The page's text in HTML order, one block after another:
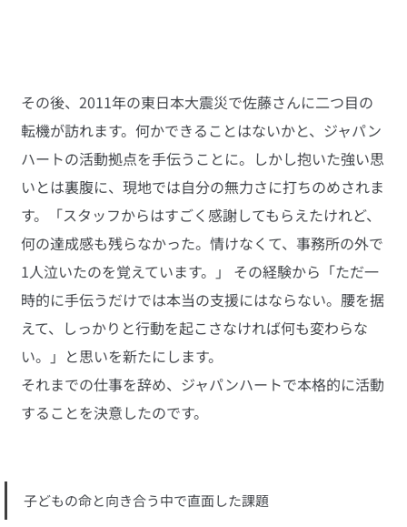
その後、2011年の東日本大震災で佐藤さんに二つ目の
転機が訪れます。何かできることはないかと、ジャパン
ハートの活動拠点を手伝うことに。しかし抱いた強い思
いとは裏腹に、現地では自分の無力さに打ちのめされま
す。「スタッフからはすごく感謝してもらえたけれど、
何の達成感も残らなかった。情けなくて、事務所の外で
1人泣いたのを覚えています。」 その経験から「ただ一
時的に手伝うだけでは本当の支援にはならない。腰を据
えて、しっかりと行動を起こさなければ何も変わらな
い。」と思いを新たにします。
それまでの仕事を辞め、ジャパンハートで本格的に活動
することを決意したのです。
子どもの命と向き合う中で直面した課題